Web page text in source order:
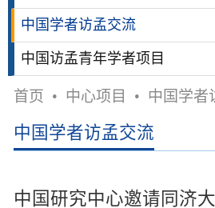
中国学者访孟交流
中国访孟青年学者项目
首页 • 中心项目 • 中国学者
中国学者访孟交流
中国研究中心邀请同济